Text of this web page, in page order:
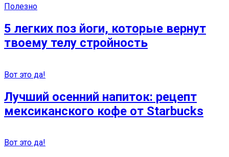
Полезно
5 легких поз йоги, которые вернут
твоему телу стройность
Вот это да!
Лучший осенний напиток: рецепт
мексиканского кофе от Starbucks
Вот это да!